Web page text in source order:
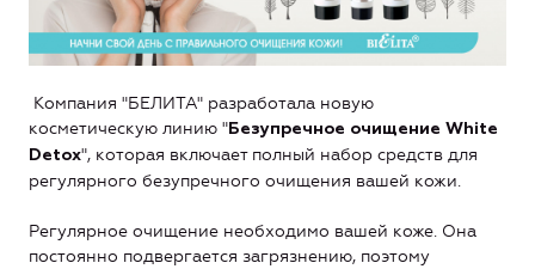
Компания "БЕЛИТА" разработала новую
косметическую линию " Безупречное очищение White
Detox", которая включает полный набор средств для
регулярного безупречного очищения вашей кожи.
Регулярное очищение необходимо вашей коже. Она
постоянно подвергается загрязнению, поэтому